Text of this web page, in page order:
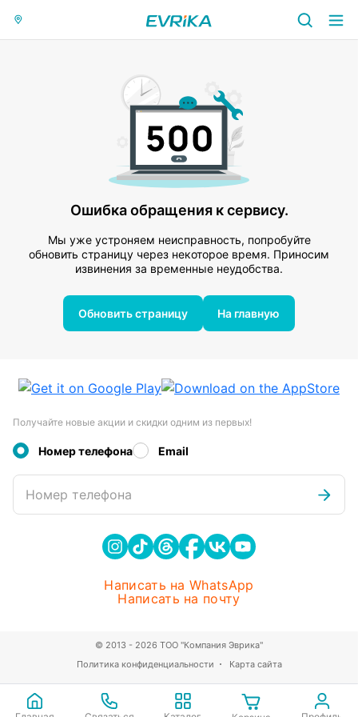
Ошибка обращения к сервису.
Мы уже устроняем неисправность, попробуйте
обновить страницу через некоторое время. Приносим
извинения за временные неудобства.
Обновить страницу На главную
Получайте новые акции и скидки одним из первых!
Номер телефона Email
Номер телефона
Написать на WhatsApp
Написать на почту
Политика конфиденциальности Карта сайта
© 2013 - 2026 ТОО "Компания Эврика"